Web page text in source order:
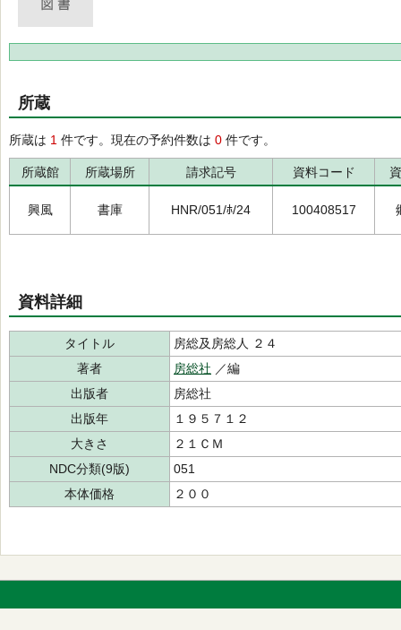
所蔵
所蔵は 1 件です。現在の予約件数は 0 件です。
所蔵館 所蔵場所 請求記号 資料コード
興風 書庫 HNR/051/ﾎ/24 100408517
資料詳細
タイトル
房総及房総人 ２４
著者
房総社 ／編
出版者
房総社
出版年
１９５７１２
大きさ
２１ＣＭ
NDC分類(9版)
051
本体価格
２００